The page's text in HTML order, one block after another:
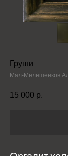
Груши
Мал-Мелешенков
15 000 р.